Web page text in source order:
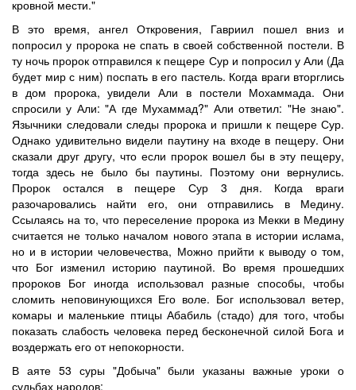
кровной мести."
В это время, ангел Откровения, Гавриил пошел вниз и
попросил у пророка не спать в своей собственной постели. В
ту ночь пророк отправился к пещере Сур и попросил у Али (Да
будет мир с ним) поспать в его пастель. Когда враги вторглись
в дом пророка, увидели Али в постели Мохаммада. Они
спросили у Али: "А где Мухаммад?" Али ответил: "Не знаю".
Язычники следовали следы пророка и пришли к пещере Сур.
Однако удивительно видели паутину на входе в пещеру. Они
сказали друг другу, что если пророк вошел бы в эту пещеру,
тогда здесь не было бы паутины. Поэтому они вернулись.
Пророк остался в пещере Сур 3 дня. Когда враги
разочаровались найти его, они отправились в Медину.
Ссылаясь на то, что переселение пророка из Мекки в Медину
считается не только началом нового этапа в истории ислама,
но и в истории человечества, Можно прийти к выводу о том,
что Бог изменил историю паутиной. Во время прошедших
пророков Бог иногда использовал разные способы, чтобы
сломить неповинующихся Его воле. Бог использовал ветер,
комары и маленькие птицы Абабиль (стадо) для того, чтобы
показать слабость человека перед бесконечной силой Бога и
воздержать его от непокорности.
В аяте 53 суры "Добыча" были указаны важные уроки о
судьбах народов: